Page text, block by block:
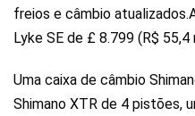
freios e câmbio
Lyke SE de £ 8.799 (R$ 55,4
Uma caixa de câmbio
Shimano XTR de 4 pistões,